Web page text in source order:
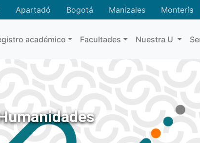
Apartadó Bogotá Manizales Montería
académico Facultades Nuestra U